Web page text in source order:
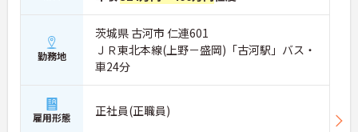
勤務地
茨城県 古河市 仁連601
ＪＲ東北本線(上野－盛岡)「古河駅」バス・
車24分
雇用形態 正社員(正職員)